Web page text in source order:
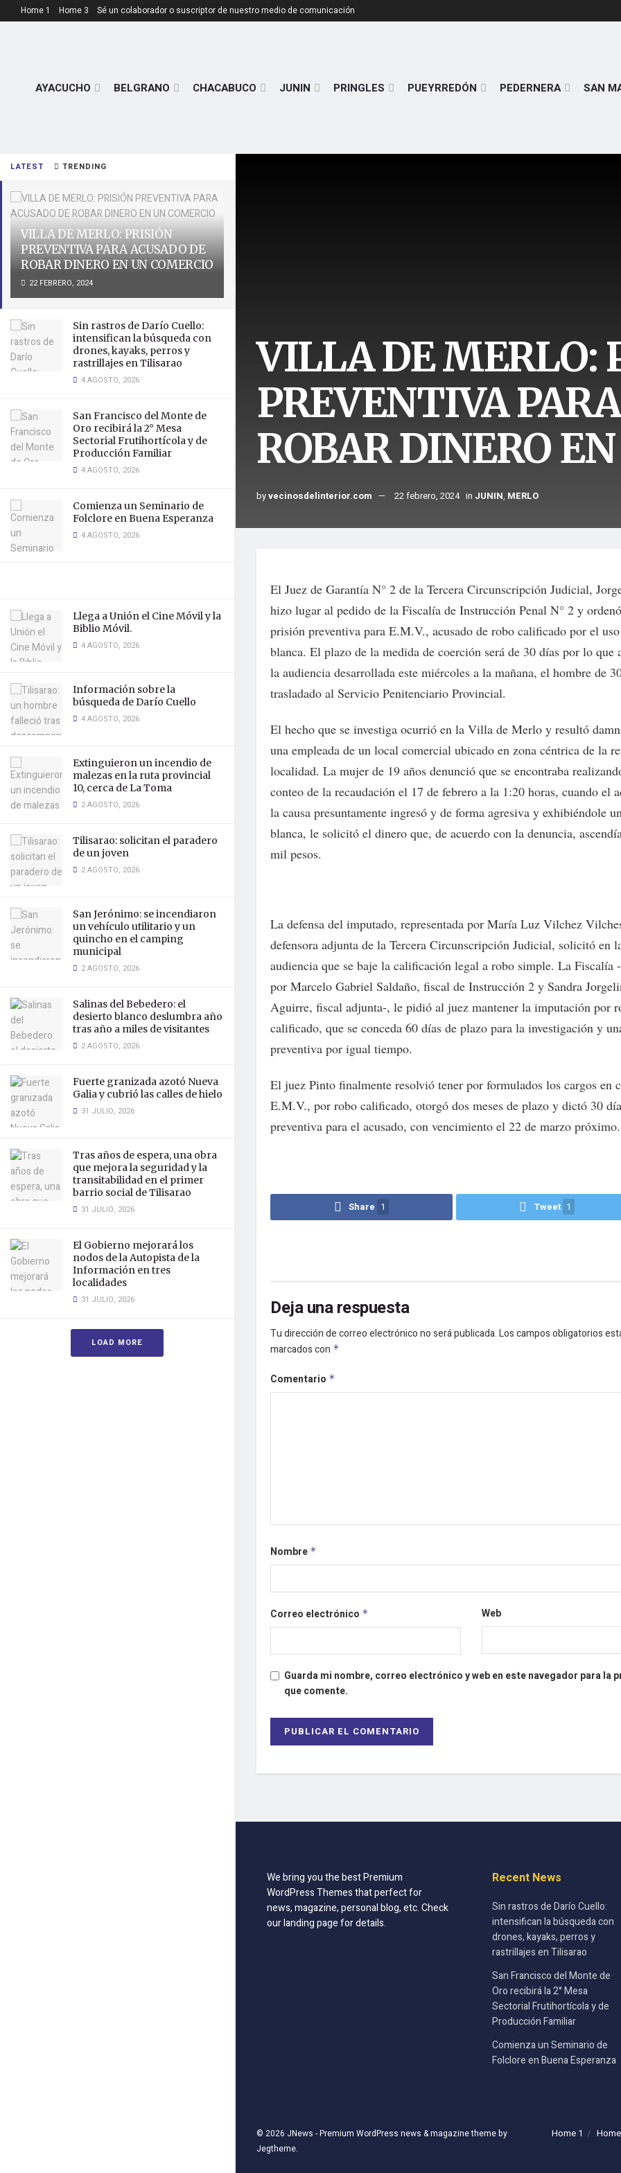
LATEST TRENDING
VILLA DE MERLO: PRISIÓN
PREVENTIVA PARA ACUSADO DE
ROBAR DINERO EN UN COMERCIO
22 FEBRERO, 2024
Sin rastros de Darío Cuello:
intensifican la búsqueda con
drones, kayaks, perros y
rastrillajes en Tilisarao
4 AGOSTO, 2026
San Francisco del Monte de
Oro recibirá la 2° Mesa
Sectorial Frutihortícola y de
Producción Familiar
4 AGOSTO, 2026
Comienza un Seminario de
Folclore en Buena Esperanza
4 AGOSTO, 2026
Llega a Unión el Cine Móvil y la
Biblio Móvil.
4 AGOSTO, 2026
Información sobre la
búsqueda de Darío Cuello
4 AGOSTO, 2026
Extinguieron un incendio de
malezas en la ruta provincial
10, cerca de La Toma
2 AGOSTO, 2026
Tilisarao: solicitan el paradero
de un joven
2 AGOSTO, 2026
San Jerónimo: se incendiaron
un vehículo utilitario y un
quincho en el camping
municipal
2 AGOSTO, 2026
Salinas del Bebedero: el
desierto blanco deslumbra año
tras año a miles de visitantes
2 AGOSTO, 2026
Fuerte granizada azotó Nueva
Galia y cubrió las calles de hielo
31 JULIO, 2026
Tras años de espera, una obra
que mejora la seguridad y la
transitabilidad en el primer
barrio social de Tilisarao
31 JULIO, 2026
El Gobierno mejorará los
nodos de la Autopista de la
Información en tres
localidades
31 JULIO, 2026
LOAD MORE
Home 1 Home 3 Sé un colaborador o suscriptor de nuestro medio de comunicación
AYACUCHO BELGRANO CHACABUCO JUNIN PRINGLES PUEYRREDÓN PEDERNERA SAN
VILLA DE MERLO:
PREVENTIVA
ROBAR DINERO
byvecinosdelinterior.com 22 febrero, 2024 in JUNIN, MERLO
El Juez de Garantía N° 2 de la Tercera Circunscripción Judicial,
hizo lugar al pedido de la Fiscalía de Instrucción Penal N° 2 y
prisión preventiva para E.M.V., acusado de robo calificado por el
blanca. El plazo de la medida de coerción será de 30 días por lo que
la audiencia desarrollada este miércoles a la mañana, el hombre de
trasladado al Servicio Penitenciario Provincial.
El hecho que se investiga ocurrió en la Villa de Merlo y resultó
una empleada de un local comercial ubicado en zona céntrica de la
localidad. La mujer de 19 años denunció que se encontraba
conteo de la recaudación el 17 de febrero a la 1:20 horas, cuando el
la causa presuntamente ingresó y de forma agresiva y exhibiéndole
blanca, le solicitó el dinero que, de acuerdo con la denuncia,
mil pesos.
La defensa del imputado, representada por María Luz Vilchez
defensora adjunta de la Tercera Circunscripción Judicial, solicitó en
audiencia que se baje la calificación legal a robo simple. La Fiscalía
por Marcelo Gabriel Saldaño, fiscal de Instrucción 2 y Sandra
Aguirre, fiscal adjunta-, le pidió al juez mantener la imputación por
calificado, que se conceda 60 días de plazo para la investigación y
preventiva por igual tiempo.
El juez Pinto finalmente resolvió tener por formulados los cargos en
E.M.V., por robo calificado, otorgó dos meses de plazo y dictó 30
preventiva para el acusado, con vencimiento el 22 de marzo próximo.
Share 1 Tweet 1
Deja una respuesta
Tu dirección de correo electrónico no será publicada.Los campos obligatorios
marcados con *
Comentario *
Nombre *
Correo electrónico * Web
Guarda mi nombre, correo electrónico y web en este navegador para la
que comente.
We bring you the best Premium
WordPress Themes that perfect for
news, magazine, personal blog, etc. Check
our landing page for details.
Recent News
Sin rastros de Darío Cuello:
intensifican la búsqueda con
drones, kayaks, perros y
rastrillajes en Tilisarao
San Francisco del Monte de
Oro recibirá la 2° Mesa
Sectorial Frutihortícola y de
Producción Familiar
Comienza un Seminario de
Folclore en Buena Esperanza
Home 1
© 2026 JNews - Premium WordPress news & magazine theme by
Jegtheme.